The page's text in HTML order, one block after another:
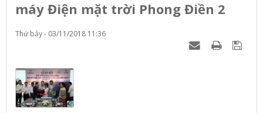
máy Điện mặt trời Phong Điền 2
Thứ bảy - 03/11/2018 11:36